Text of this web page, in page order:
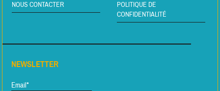
NOUS CONTACTER
POLITIQUE DE
CONFIDENTIALITÉ
NEWSLETTER
Email*